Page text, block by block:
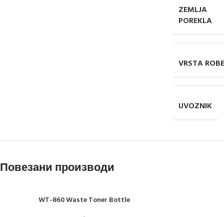
ZEMLJA
POREKLA
VRSTA ROBE
UVOZNIK
Повезани производи
WT-860 Waste Toner Bottle